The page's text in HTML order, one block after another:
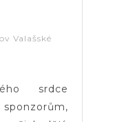
Valašské
srdce